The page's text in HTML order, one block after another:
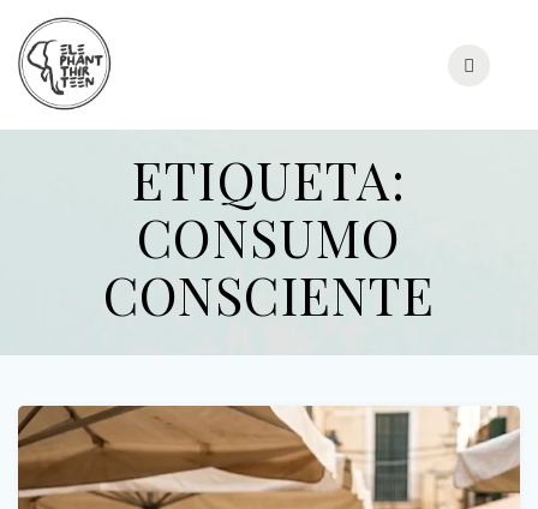
ETIQUETA:
CONSUMO
CONSCIENTE